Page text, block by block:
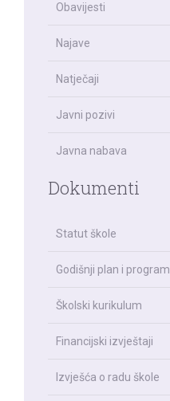
Obavijesti
Najave
Natječaji
Javni pozivi
Javna nabava
Dokumenti
Statut škole
Godišnji plan i program
Školski kurikulum
Financijski izvještaji
Izvješća o radu škole